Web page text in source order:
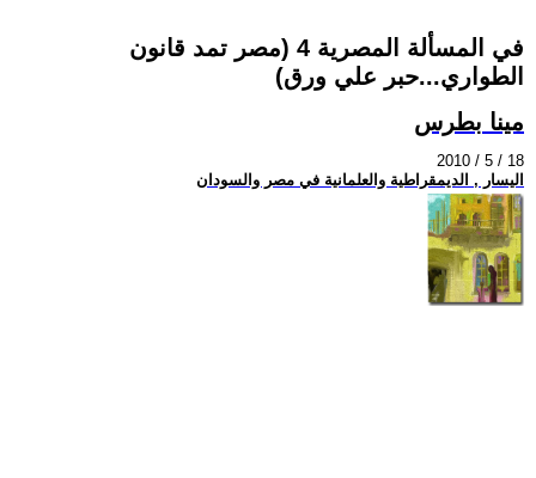
في المسألة المصرية 4 (مصر تمد قانون
الطواري...حبر علي ورق)
مينا بطرس
2010 / 5 / 18
اليسار , الديمقراطية والعلمانية في مصر والسودان